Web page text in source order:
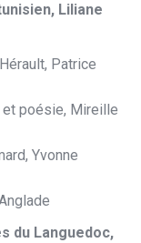
Liliane
Patrice
poésie, Mireille
Yvonne
du Languedoc,